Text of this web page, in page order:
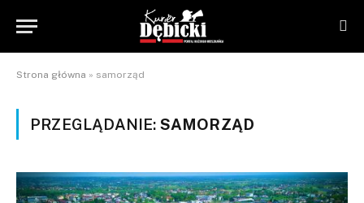
Strona główna » samorząd
PRZEGLĄDANIE: SAMORZĄD